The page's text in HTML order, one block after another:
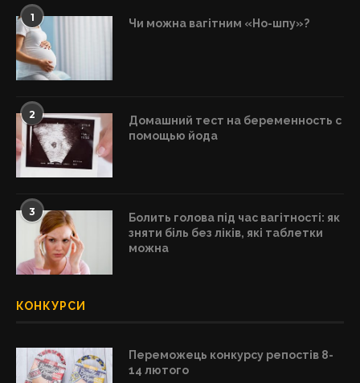
1 Чи можна вагітним «Но-шпу»?
2
Домашний тест на беременность с
помощью йода
3
Болить голова під час вагітності: як
зняти біль без ліків, які таблетки
можна
КОНКУРСИ
Переможець конкурсу репостів 8-
14 лютого